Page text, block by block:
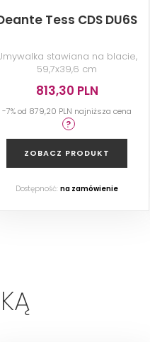
Tess CDS DU6S
stawiana na blacie,
59,7x39,6 cm
813,30 PLN
-7% od 879,20 PLN najniższa cena
ZOBACZ PRODUKT
Dostępność:na zamówienie